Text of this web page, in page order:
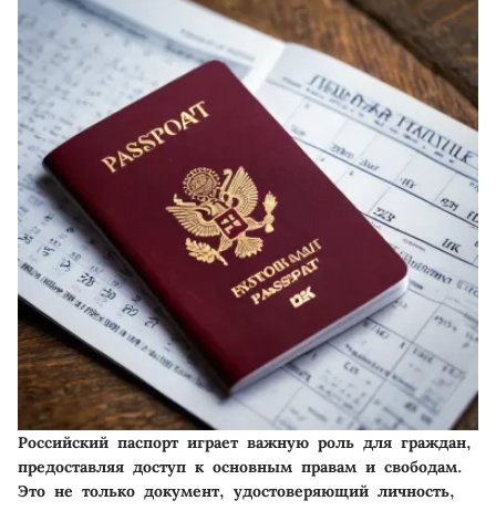
Российский паспорт играет важную роль для граждан,
предоставляя доступ к основным правам и свободам.
Это не только документ, удостоверяющий личность,